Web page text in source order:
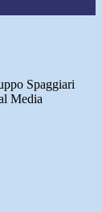
Spaggiari
Media